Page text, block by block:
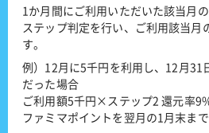
1か月間にご利用いただいた該当月
ステップ判定を行い、ご利用該当月
す。
例）12月に5千円を利用し、12月31
だった場合
ご利用額5千円×ステップ2 還元率
ファミマポイントを翌月の1月末まで